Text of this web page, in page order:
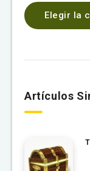
Elegir la
Artículos